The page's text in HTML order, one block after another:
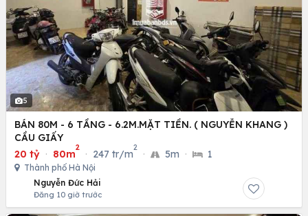
5
BÁN 80M - 6 TẦNG - 6.2M.MẶT TIỀN. ( NGUYỄN KHANG )
CẦU GIẤY
20 tỷ · 80m
2
· 247 tr/m
2
· 5m · 1
Thành phố Hà Nội
Nguyễn Đức Hải
Đăng 10 giờ trước